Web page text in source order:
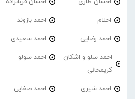
احلام احمد بازوند
احمد‌ رضایی احمد سعیدی
احمد سلو و اشکان
کریمخانی
احمد سولو
احمد شیری احمد صفایی